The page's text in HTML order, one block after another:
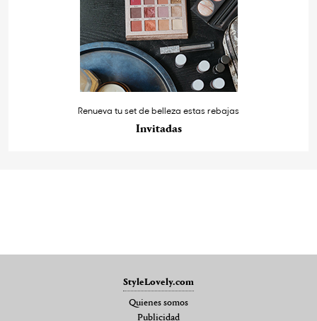
Renueva tu set de belleza estas rebajas
Invitadas
StyleLovely.com
Quienes somos
Publicidad